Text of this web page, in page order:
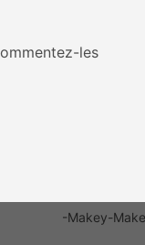
• Découvrir
•
notion de
-Makey-
les